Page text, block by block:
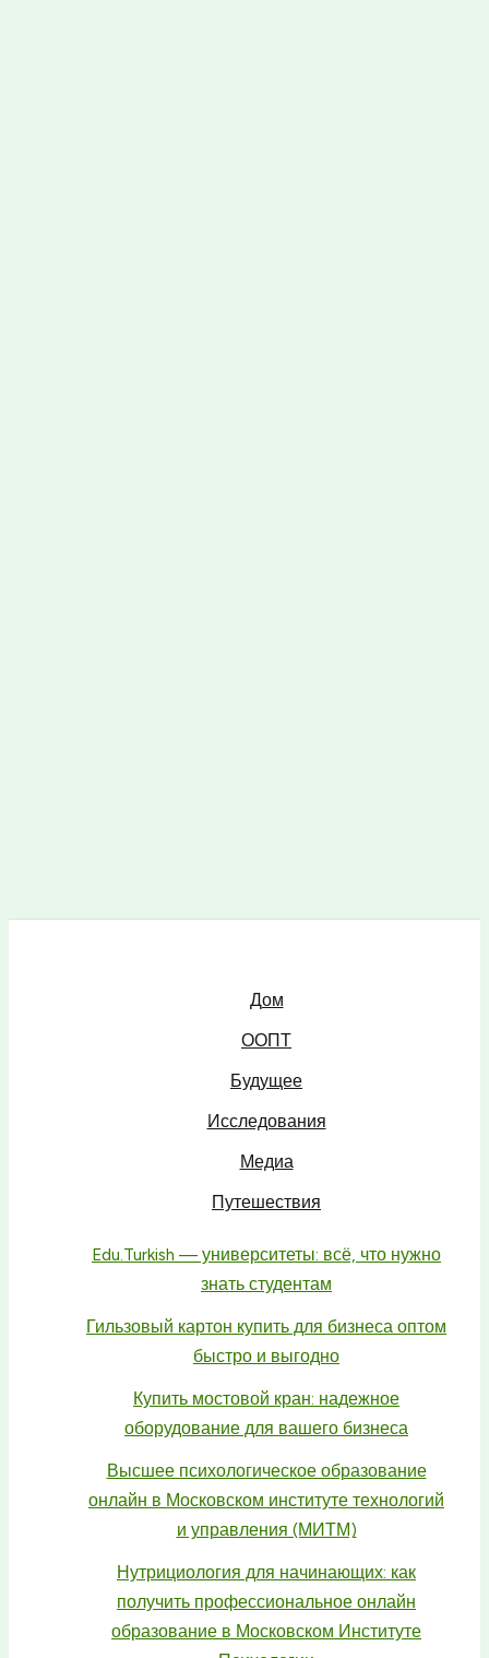
Дом
ООПТ
Будущее
Исследования
Медиа
Путешествия
Edu.Turkish — университеты: всё, что нужно
знать студентам
Гильзовый картон купить для бизнеса оптом
быстро и выгодно
Купить мостовой кран: надежное
оборудование для вашего бизнеса
Высшее психологическое образование
онлайн в Московском институте технологий
и управления (МИТМ)
Нутрициология для начинающих: как
получить профессиональное онлайн
образование в Московском Институте